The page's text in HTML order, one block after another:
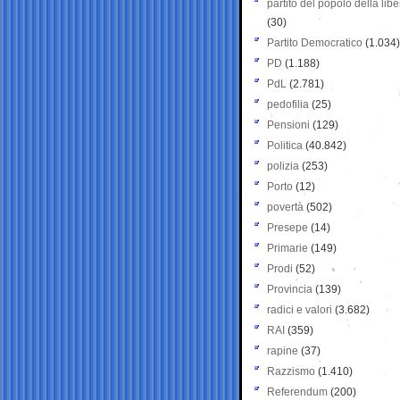
partito del popolo della
(30)
Partito Democratico (1.034)
PD (1.188)
PdL (2.781)
pedofilia (25)
Pensioni (129)
Politica (40.842)
polizia (253)
Porto (12)
povertà (502)
Presepe (14)
Primarie (149)
Prodi (52)
Provincia (139)
radici e valori (3.682)
RAI (359)
rapine (37)
Razzismo (1.410)
Referendum (200)